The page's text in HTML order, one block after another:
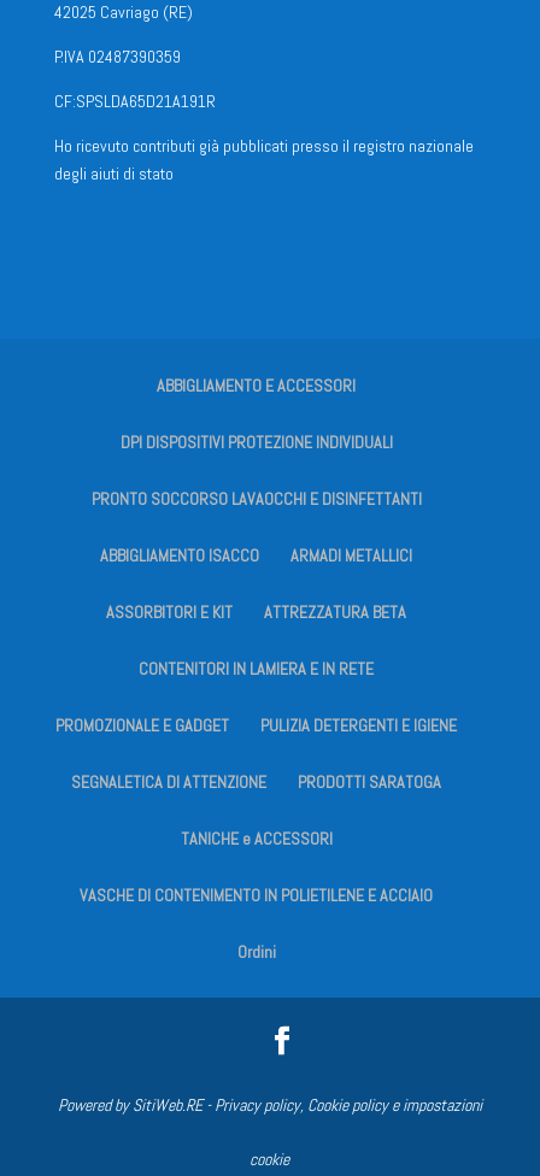
42025 Cavriago (RE)
P.IVA 02487390359
CF:SPSLDA65D21A191R
Ho ricevuto contributi già pubblicati presso il registro nazionale
degli aiuti di stato
ABBIGLIAMENTO E ACCESSORI
DPI DISPOSITIVI PROTEZIONE INDIVIDUALI
PRONTO SOCCORSO LAVAOCCHI E DISINFETTANTI
ABBIGLIAMENTO ISACCO ARMADI METALLICI
ASSORBITORI E KIT ATTREZZATURA BETA
CONTENITORI IN LAMIERA E IN RETE
PROMOZIONALE E GADGET PULIZIA DETERGENTI E IGIENE
SEGNALETICA DI ATTENZIONE PRODOTTI SARATOGA
TANICHE e ACCESSORI
VASCHE DI CONTENIMENTO IN POLIETILENE E ACCIAIO
Ordini
Powered bySitiWeb.RE-Privacy policy, Cookie policy e impostazioni
cookie